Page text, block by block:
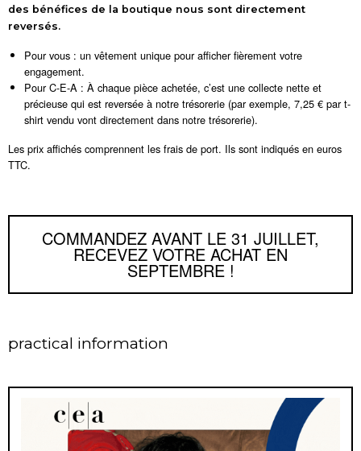
practical information
des bénéfices de la boutique nous sont directement
reversés.
Pour vous : un vêtement unique pour afficher fièrement votre
engagement.
Pour C-E-A : À chaque pièce achetée, c’est une collecte nette et
précieuse qui est reversée à notre trésorerie (par exemple, 7,25 € par t-
shirt vendu vont directement dans notre trésorerie).
Les prix affichés comprennent les frais de port. Ils sont indiqués en euros
TTC.
COMMANDEZ AVANT LE 31 JUILLET,
RECEVEZ VOTRE ACHAT EN
SEPTEMBRE !